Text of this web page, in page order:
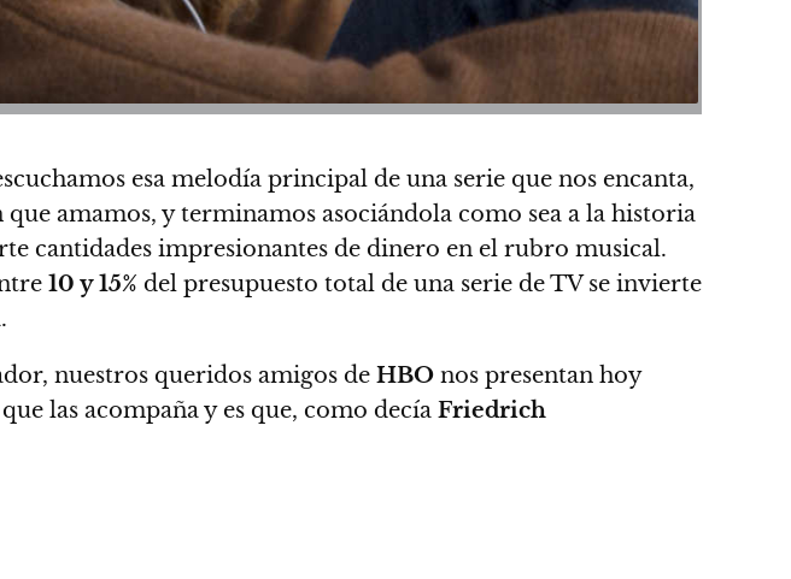
esa melodía principal de una serie que nos encanta,
amamos, y terminamos asociándola como sea a la historia
cantidades impresionantes de dinero en el rubro musical.
10 y 15% del presupuesto total de una serie de TV se invierte
nuestros queridos amigos de HBO nos presentan hoy
las acompaña y es que, como decía Friedrich